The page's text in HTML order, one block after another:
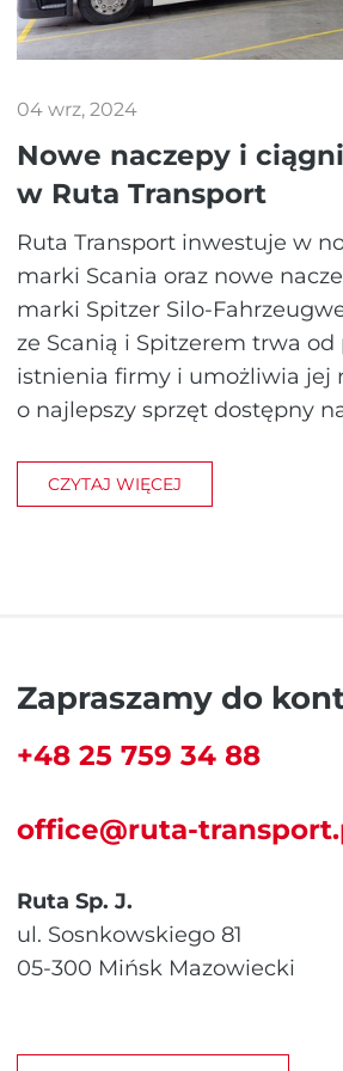
04 wrz, 2024
Nowe naczepy i
w Ruta Transport
Ruta Transport inwestuje w
marki Scania oraz nowe
marki Spitzer Silo-
ze Scanią i Spitzerem trwa
istnienia firmy i umożliwia jej
o najlepszy sprzęt dostępny
CZYTAJ WIĘCEJ
Zapraszamy do
+48 25 759 34 88
office@ruta-
Ruta Sp. J.
ul. Sosnkowskiego 81
05-300 Mińsk Mazowiecki